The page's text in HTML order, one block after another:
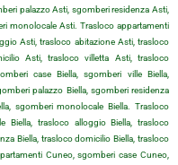
palazzo Asti, sgomberi residenza Asti,
monolocale Asti. Trasloco appartamenti
Asti, trasloco abitazione Asti, trasloco
Asti, trasloco villetta Asti, trasloco
case Biella, sgomberi ville Biella,
palazzo Biella, sgomberi residenza
sgomberi monolocale Biella. Trasloco
Biella, trasloco alloggio Biella, trasloco
Biella, trasloco domicilio Biella, trasloco
Cuneo, sgomberi case Cuneo,